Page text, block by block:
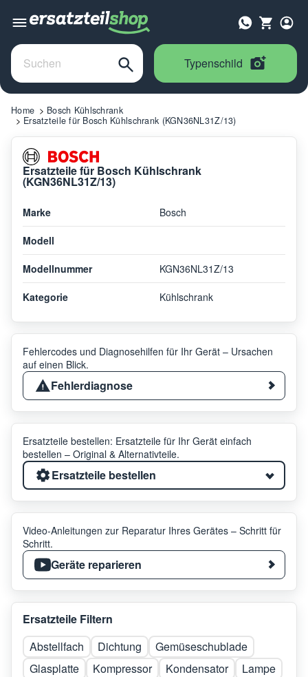
Typenschild
Home
Bosch Kühlschrank
Ersatzteile für Bosch Kühlschrank (KGN36NL31Z/13)
Ersatzteile für Bosch Kühlschrank
(KGN36NL31Z/13)
Marke Bosch
Modell
Modellnummer KGN36NL31Z/13
Kategorie Kühlschrank
Fehlercodes und Diagnosehilfen für Ihr Gerät – Ursachen
auf einen Blick.
Fehlerdiagnose
Ersatzteile bestellen: Ersatzteile für Ihr Gerät einfach
bestellen – Original & Alternativteile.
Ersatzteile bestellen
Video-Anleitungen zur Reparatur Ihres Gerätes – Schritt für
Schritt.
Geräte reparieren
Ersatzteile Filtern
Abstellfach
Dichtung
Gemüseschublade
Glasplatte
Kompressor Kondensator
Lampe